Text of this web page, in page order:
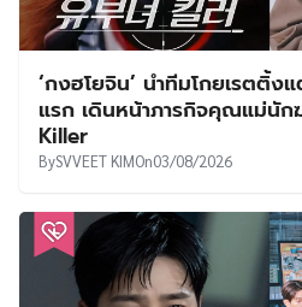
‘กงฮโยจิน’ นำทีมโกยเรตติ้
แรก เดินหน้าภารกิจคุณแม่นัก
Killer
BySVVEET KIMOn03/08/2026